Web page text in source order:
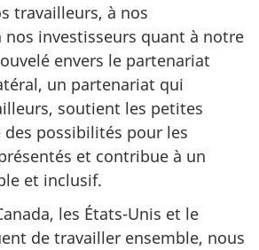
travailleurs, à nos
investisseurs quant à notre
envers le partenariat
un partenariat qui
soutient les petites
des possibilités pour les
et contribue à un
et inclusif.
les États-Unis et le
de travailler ensemble, nous